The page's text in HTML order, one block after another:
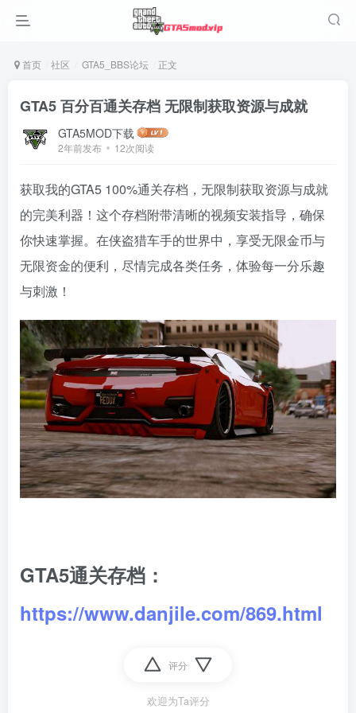
首页 社区 GTA5_BBS论坛 正文
GTA5 百分百通关存档 无限制获取资源与成就
GTA5MOD下载
2年前发布 12次阅读
获取我的GTA5 100%通关存档，无限制获取资源与成就
的完美利器！这个存档附带清晰的视频安装指导，确保
你快速掌握。在侠盗猎车手的世界中，享受无限金币与
无限资金的便利，尽情完成各类任务，体验每一分乐趣
与刺激！
GTA5通关存档：
https://www.danjile.com/869.html
评分
欢迎为Ta评分